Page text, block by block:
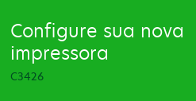
Configure sua nova
impressora
C3426